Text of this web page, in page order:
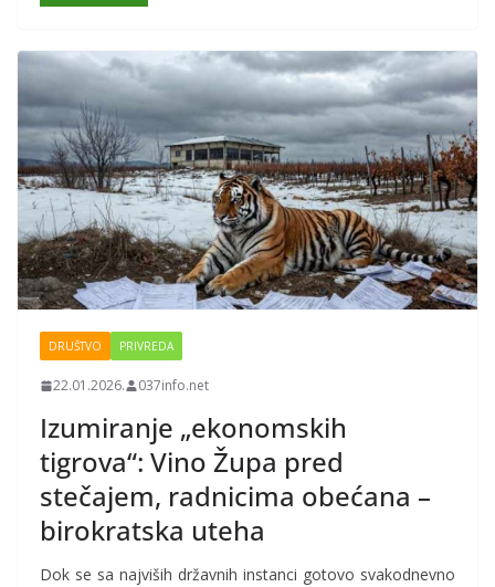
DRUŠTVO PRIVREDA
22.01.2026. 037info.net
Izumiranje „ekonomskih
tigrova“: Vino Župa pred
stečajem, radnicima obećana –
birokratska uteha
Dok se sa najviših državnih instanci gotovo svakodnevno